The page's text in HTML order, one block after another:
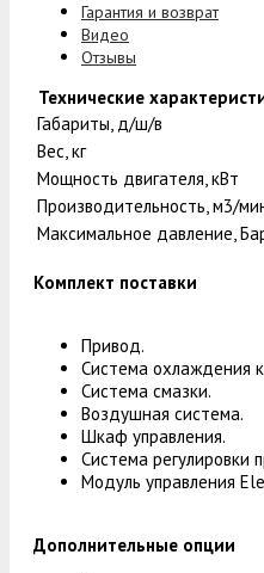
Гарантия и возврат
Видео
Отзывы
Технические
Габариты, д/ш/в
Вес, кг
Мощность двигателя, кВт
Производительность, м3/
Максимальное давление,
Комплект поставки
Привод.
Система охлаждения
Система смазки.
Воздушная система.
Шкаф управления.
Система регулировки
Модуль управления
Дополнительные опции